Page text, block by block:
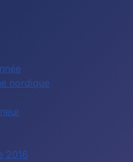
nordique
2016